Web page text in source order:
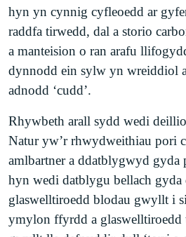
hyn yn cynnig cyfleoedd ar
raddfa tirwedd, dal a storio
a manteision o ran arafu
dynnodd ein sylw yn wreiddiol
adnodd ‘cudd’.
Rhywbeth arall sydd wedi
Natur yw’r rhwydweithiau pori
amlbartner a ddatblygwyd
hyn wedi datblygu bellach
glaswelltiroedd blodau gwyllt i
ymylon ffyrdd a glaswelltiroedd